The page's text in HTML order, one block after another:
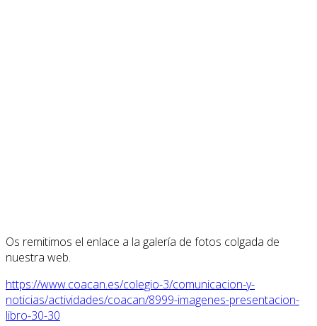
Os remitimos el enlace a la galería de fotos colgada de
nuestra web.
https://www.coacan.es/colegio-3/comunicacion-y-
noticias/actividades/coacan/8999-imagenes-presentacion-
libro-30-30